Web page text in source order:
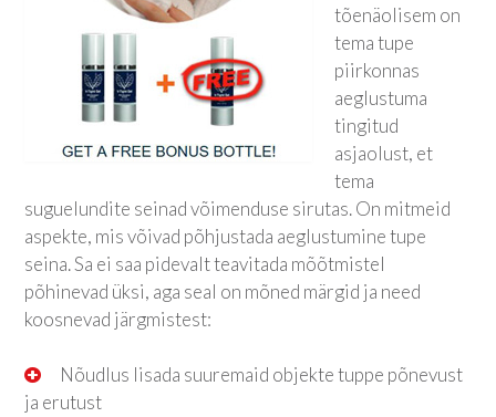
tõenäolisem on
tema tupe
piirkonnas
aeglustuma
tingitud
asjaolust, et
tema
suguelundite seinad võimenduse sirutas. On mitmeid
aspekte, mis võivad põhjustada aeglustumine tupe
seina. Sa ei saa pidevalt teavitada mõõtmistel
põhinevad üksi, aga seal on mõned märgid ja need
koosnevad järgmistest:
Nõudlus lisada suuremaid objekte tuppe põnevust
ja erutust